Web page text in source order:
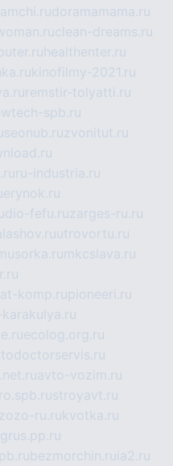
doramamama.ru
clean-dreams.ru
healthenter.ru
kinofilmy-2021.ru
remstir-tolyatti.ru
spb.ru
seonub.ruzvonitut.ru
ru-industria.ru
erynok.ru
fefu.ruzarges-ru.ru
utrovortu.ru
mkcslava.ru
komp.rupioneeri.ru
ecolog.org.ru
avto-vozim.ru
stroyavt.ru
ru.rukvotka.ru
bezmorchin.ru ia2.ru